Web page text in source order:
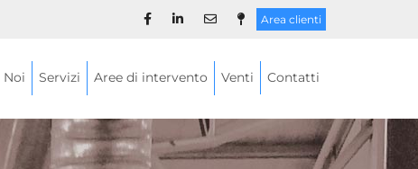
Area clienti
Noi Servizi Aree di intervento Venti Contatti